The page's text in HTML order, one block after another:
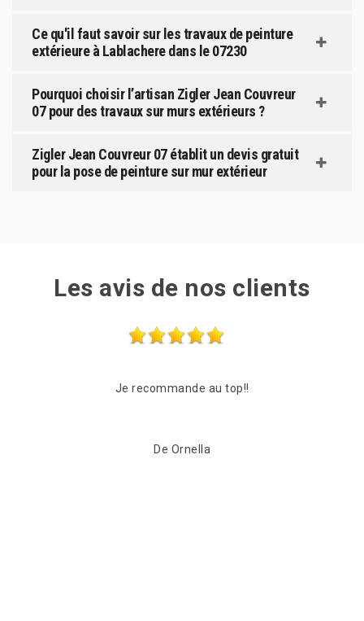
Ce qu'il faut savoir sur les travaux de peinture
extérieure à Lablachere dans le 07230
Pourquoi choisir l’artisan Zigler Jean Couvreur
07 pour des travaux sur murs extérieurs ?
Zigler Jean Couvreur 07 établit un devis gratuit
pour la pose de peinture sur mur extérieur
Les avis de nos clients
Entreprise très sérieuse Très rapide et à l’écoute Très